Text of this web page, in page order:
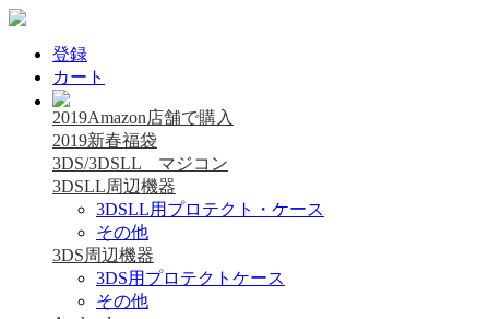
登録
カート
2019Amazon店舗で購入
2019新春福袋
3DS/3DSLL マジコン
3DSLL周辺機器
3DSLL用プロテクト・ケース
その他
3DS周辺機器
3DS用プロテクトケース
その他